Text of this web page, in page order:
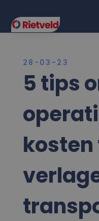
28-03-23
5 tips
kosten